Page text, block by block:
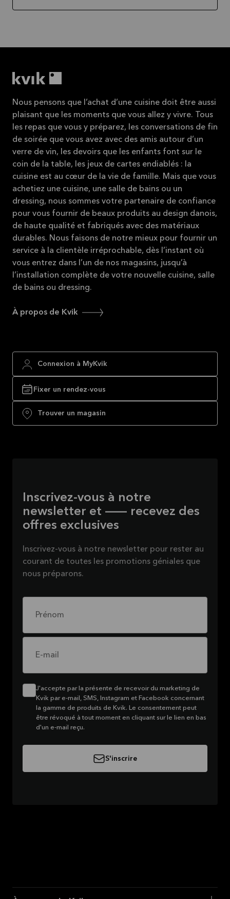
Nous pensons que l’achat d’une cuisine doit être aussi
plaisant que les moments que vous allez y vivre. Tous
les repas que vous y préparez, les conversations de fin
de soirée que vous avez avec des amis autour d’un
verre de vin, les devoirs que les enfants font sur le
coin de la table, les jeux de cartes endiablés : la
cuisine est au cœur de la vie de famille. Mais que vous
achetiez une cuisine, une salle de bains ou un
dressing, nous sommes votre partenaire de confiance
pour vous fournir de beaux produits au design danois,
de haute qualité et fabriqués avec des matériaux
durables. Nous faisons de notre mieux pour fournir un
service à la clientèle irréprochable, dès l’instant où
vous entrez dans l’un de nos magasins, jusqu’à
l’installation complète de votre nouvelle cuisine, salle
de bains ou dressing.
À propos de Kvik
Connexion à MyKvik
Fixer un rendez-vous
Trouver un magasin
Inscrivez-vous à notre
newsletter et — recevez des
offres exclusives
Inscrivez-vous à notre newsletter pour rester au
courant de toutes les promotions géniales que
nous préparons.
Prénom
E-mail
J'accepte par la présente de recevoir du marketing de
Kvik par e-mail, SMS, Instagram et Facebook concernant
la gamme de produits de Kvik. Le consentement peut
être révoqué à tout moment en cliquant sur le lien en bas
d'un e-mail reçu.
S'inscrire